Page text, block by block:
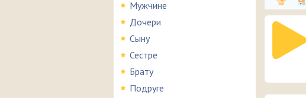
Мужчине
Дочери
Сыну
Сестре
Брату
Подруге